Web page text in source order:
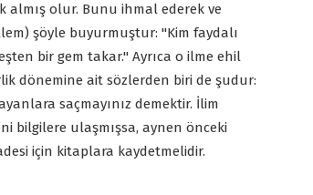
almış olur. Bunu ihmal ederek ve
şöyle buyurmuştur: "Kim faydalı
bir gem takar." Ayrıca o ilme ehil
dönemine ait sözlerden biri de şudur:
saçmayınız demektir. İlim
bilgilere ulaşmışsa, aynen önceki
için kitaplara kaydetmelidir.